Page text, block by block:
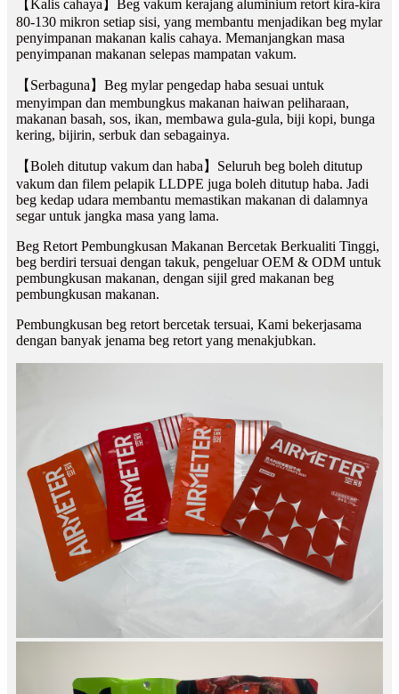
【Kalis cahaya】Beg vakum kerajang aluminium retort kira-kira
80-130 mikron setiap sisi, yang membantu menjadikan beg mylar
penyimpanan makanan kalis cahaya. Memanjangkan masa
penyimpanan makanan selepas mampatan vakum.
【Serbaguna】Beg mylar pengedap haba sesuai untuk
menyimpan dan membungkus makanan haiwan peliharaan,
makanan basah, sos, ikan, membawa gula-gula, biji kopi, bunga
kering, bijirin, serbuk dan sebagainya.
【Boleh ditutup vakum dan haba】Seluruh beg boleh ditutup
vakum dan filem pelapik LLDPE juga boleh ditutup haba. Jadi
beg kedap udara membantu memastikan makanan di dalamnya
segar untuk jangka masa yang lama.
Beg Retort Pembungkusan Makanan Bercetak Berkualiti Tinggi,
beg berdiri tersuai dengan takuk, pengeluar OEM & ODM untuk
pembungkusan makanan, dengan sijil gred makanan beg
pembungkusan makanan.
Pembungkusan beg retort bercetak tersuai, Kami bekerjasama
dengan banyak jenama beg retort yang menakjubkan.